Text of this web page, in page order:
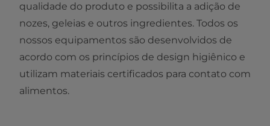
qualidade do produto e possibilita a adição de
nozes, geleias e outros ingredientes. Todos os
nossos equipamentos são desenvolvidos de
acordo com os princípios de design higiênico e
utilizam materiais certificados para contato com
alimentos.